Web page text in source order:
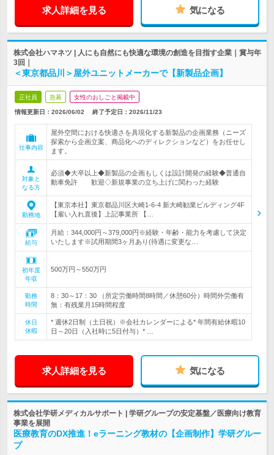
求人詳細を見る 気になる
株式会社ハマネツ | 人にも自然にも快適な環境の創造を目指す企業｜賞与年
3回｜
＜東京都品川＞屋外ユニットメーカーで【新製品企画】
正社員 急募 女性のおしごと掲載中
情報更新日：2026/06/02 終了予定日： 2026/11/23
仕事内容
屋外空間における快適さを具現化する新製品の企画業務（ニーズ
探索から企画立案、商品化へのディレクションなど）をお任せし
ます。
対象と
なる方
必須◆大卒以上◆新製品の企画もしくは設計開発の経験◆普通自
動車免許 歓迎◇新規事業の立ち上げに関わった経験
勤務地
【東京本社】東京都品川区大崎1-6-4 新大崎勧業ビルディング4F
【雇い入れ直後】上記事業所 【…
給与
月給：344,000円～379,000円※経験・年齢・能力を考慮して決定
いたします※試用期間3ヶ月あり(待遇に変更な…
初年度
年収
500万円～550万円
勤務
時間
8：30～17：30 （所定労働時間8時間／休憩60分）時間外労働有
無：有残業月15時間程度
休日
休暇
* 週休2日制（土日祝）※会社カレンダーによる* 年間有給休暇10
日～20日（入社時に5日付与）* …
求人詳細を見る 気になる
株式会社学研メディカルサポート | 学研グループの安定基盤／医療向け教育
事業を展開
医療教育のDX推進！eラーニング教材の【企画制作】学研グルー
プ